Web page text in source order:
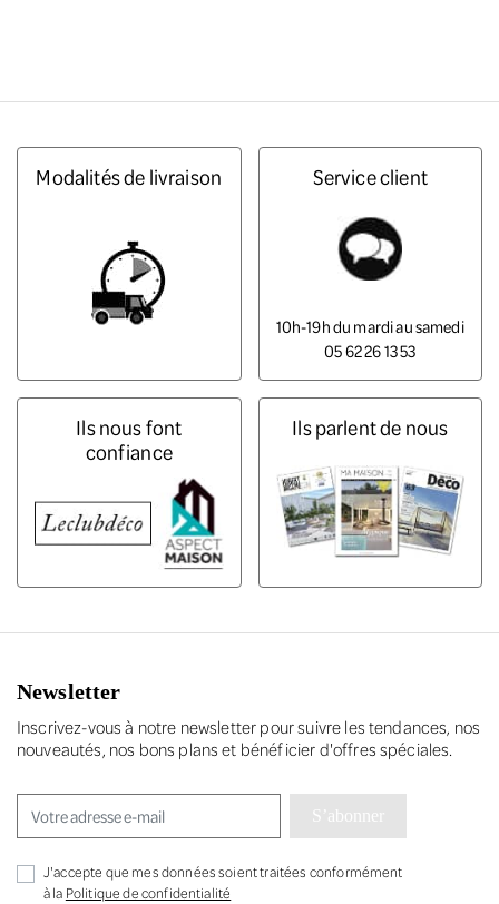
Modalités de livraison Service client
10h-19h du mardi au samedi
05 62 26 13 53
Ils nous font
confiance
Ils parlent de nous
Newsletter
Inscrivez-vous à notre newsletter pour suivre les tendances, nos
nouveautés, nos bons plans et bénéficier d'offres spéciales.
S’abonner
J'accepte que mes données soient traitées conformément
à la Politique de confidentialité